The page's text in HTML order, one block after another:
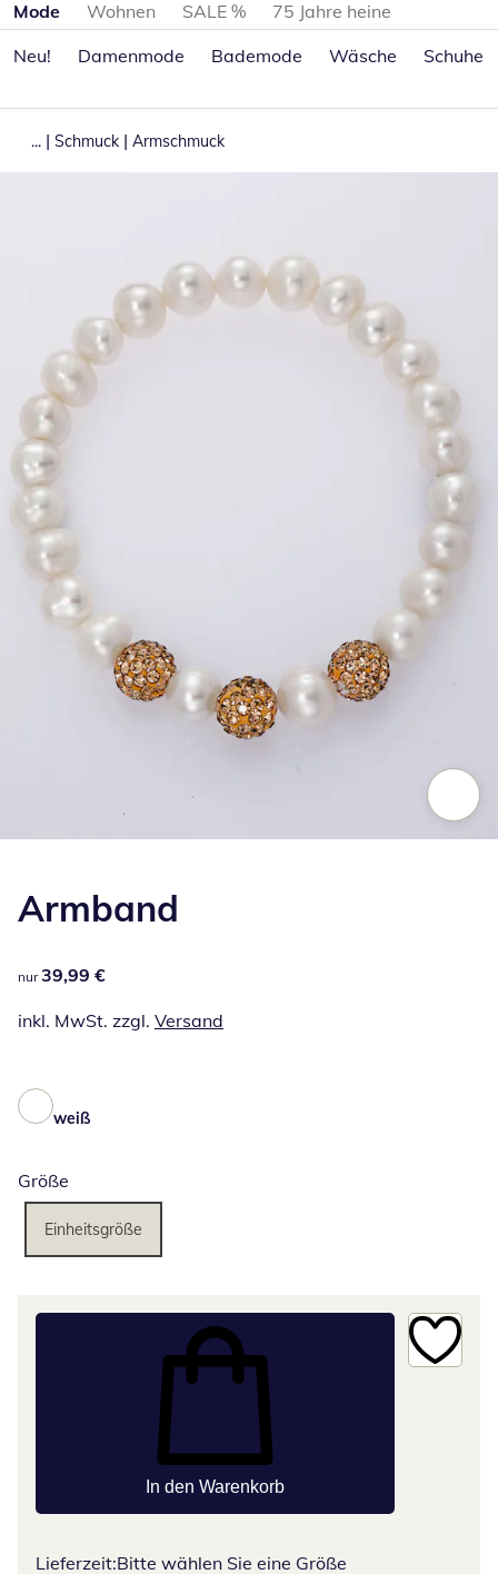
Produktkategorien überspringen
Mode Wohnen SALE %
75 Jahre heine
Neu!
Damenmode Bademode Wäsche Schuhe
... | Schmuck | Armschmuck
Armband
39,99 €
nur 39,99 €
inkl. MwSt. zzgl. Versand
weiß
Größe
Einheitsgröße
In den Warenkorb
Lieferzeit:Bitte wählen Sie eine Größe